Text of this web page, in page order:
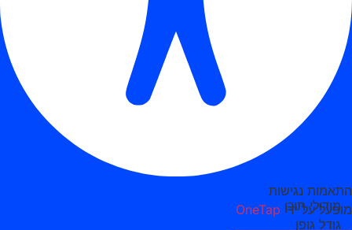
התאמות נגישות
מופעל על ידי OneTap מודולי תוכן
גודל גופן